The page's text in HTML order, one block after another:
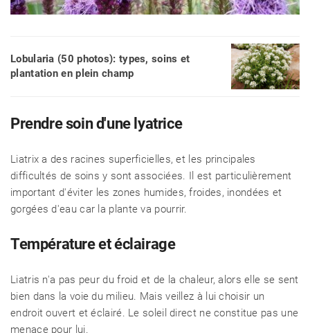
Lobularia (50 photos): types, soins et
plantation en plein champ
Prendre soin d'une lyatrice
Liatrix a des racines superficielles, et les principales
difficultés de soins y sont associées. Il est particulièrement
important d'éviter les zones humides, froides, inondées et
gorgées d'eau car la plante va pourrir.
Température et éclairage
Liatris n'a pas peur du froid et de la chaleur, alors elle se sent
bien dans la voie du milieu. Mais veillez à lui choisir un
endroit ouvert et éclairé. Le soleil direct ne constitue pas une
menace pour lui.